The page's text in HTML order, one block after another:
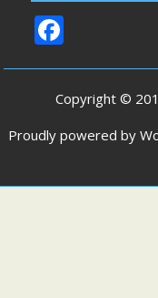
ac
e
b
o
o
Copyright ©
Proudly powered by